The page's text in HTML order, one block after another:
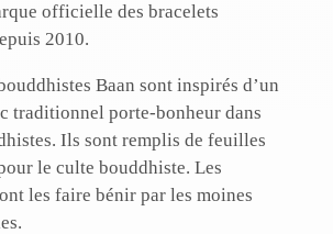
officielle des bracelets
2010.
Baan sont inspirés d’un
traditionnel porte-bonheur dans
Ils sont remplis de feuilles
le culte bouddhiste. Les
les faire bénir par les moines